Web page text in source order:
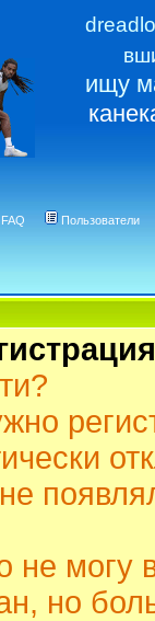
ищу
FAQ Пользователи
не могу
но